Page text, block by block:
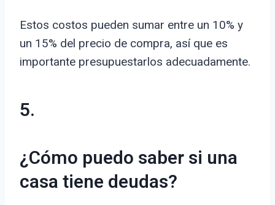
Estos costos pueden sumar entre un 10% y
un 15% del precio de compra, así que es
importante presupuestarlos adecuadamente.
5.
¿Cómo puedo saber si una
casa tiene deudas?